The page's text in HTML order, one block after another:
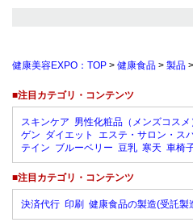
健康美容EXPO：TOP > 健康食品 > 製品 >
■注目カテゴリ・コンテンツ
スキンケア 男性化粧品（メンズコスメ
ゲン ダイエット エステ・サロン・ス
テイン ブルーベリー 豆乳 寒天 車椅
■注目カテゴリ・コンテンツ
決済代行 印刷 健康食品の製造(受託製